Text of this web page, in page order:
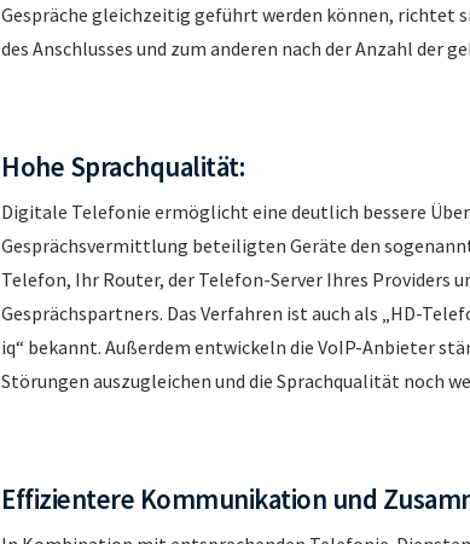
Gespräche gleichzeitig geführt werden können, richtet
des Anschlusses und zum anderen nach der Anzahl der
Hohe Sprachqualität:
Digitale Telefonie ermöglicht eine deutlich bessere
Gesprächsvermittlung beteiligten Geräte den
Telefon, Ihr Router, der Telefon-Server Ihres Providers
Gesprächspartners. Das Verfahren ist auch als „HD-
iq“ bekannt. Außerdem entwickeln die VoIP-Anbieter
Störungen auszugleichen und die Sprachqualität noch
Effizientere Kommunikation und